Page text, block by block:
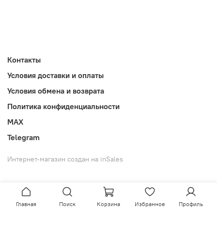
Контакты
Условия доставки и оплаты
Условия обмена и возврата
Политика конфиденциальности
MAX
Telegram
Интернет-магазин создан на inSales
Главная Поиск Корзина Избранное Профиль